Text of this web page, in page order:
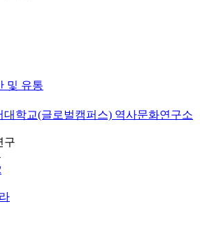
및 유통
대학교(글로벌캠퍼스) 역사문화연구소
구